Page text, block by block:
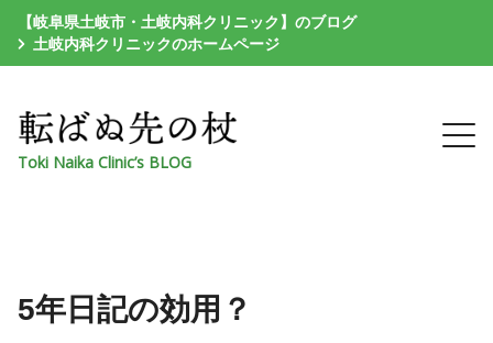
【岐阜県土岐市・土岐内科クリニック】のブログ
土岐内科クリニックのホームページ
Toki Naika Clinic’s BLOG
5年日記の効用？